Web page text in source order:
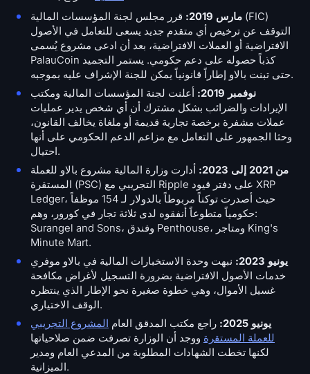
مارس 2019:
قرر مجلس لجنة المؤسسات المالية (FIC)
التوقف عن ترخيص أي متقدم جديد يسعى للتعامل في الأصول
الافتراضية أو العملات الافتراضية، بعد أن ادعى مشروع يُسمى
PalauCoin كذباً حصوله على دعم حكومي. يستمر التجميد
حتى تبنت بالاو إطاراً قانونياً يمكن للجنة الإشراف عليه بموجبه.
نوفمبر 2019:
أعلنت لجنة المؤسسات المالية ومكتب
الإيرادات والضرائب بشكل مشترك أن أي شخص يدير عمليات
عملات مشفرة برخصة تجارية قديمة أو ملغاة يخالف القانون،
وحثا الجمهور على التعامل مع مزاعم الدعم الحكومي على أنها
احتيال.
من 2021 إلى 2023:
أدارت وزارة المالية مشروع بالاو للعملة
المستقرة (PSC) التجريبي مع Ripple على دفتر قيود XRP
Ledger، حيث أصدرت توكناً مربوطاً بالدولار لـ 154 موظفاً
حكومياً متطوعاً أنفقوه لدى ثلاثة تجار في كورور، وهم:
Surangel and Sons، وفندق Penthouse، ومتاجر King's
Minute Mart.
يونيو 2023:
نبهت وحدة الاستخبارات المالية في بالاو موفري
خدمات الأصول الافتراضية بضرورة التسجيل لأغراض مكافحة
غسيل الأموال، وهي خطوة صغيرة نحو الإطار الذي ينتظره
الوقف الاختياري.
يونيو 2025:
راجع مكتب المدقق العام المشروع التجريبي
للعملة المستقرة ووجد أن الوزارة تصرفت ضمن صلاحياتها
لكنها تخطت الشهادات المطلوبة من المدعي العام ومدير
الميزانية.